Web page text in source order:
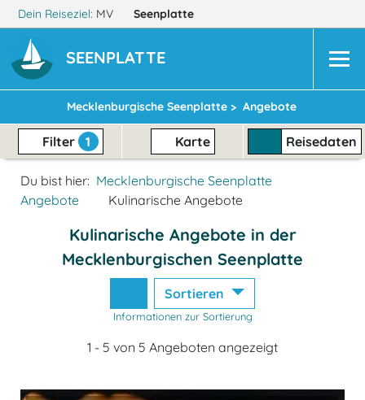
Dein Reiseziel: MV Seenplatte
SEENPLATTE
Mecklenburgische Seenplatte > Angebote
Filter 1 Karte Reisedaten
Du bist hier: Mecklenburgische Seenplatte
Angebote
Kulinarische Angebote
Kulinarische Angebote in der
Mecklenburgischen Seenplatte
Sortieren
Informationen zur Sortierung
1 - 5 von 5 Angeboten angezeigt